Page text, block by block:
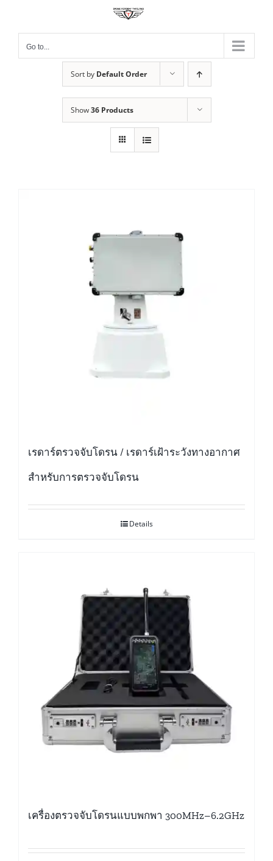
contentGo to...
Sort by Default Order
Show36 Products
เรดาร์ตรวจจับโดรน / เรดาร์เฝ้าระวังทางอากาศ
สำหรับการตรวจจับโดรน
Details
เครื่องตรวจจับโดรนแบบพกพา 300MHz–6.2GHz